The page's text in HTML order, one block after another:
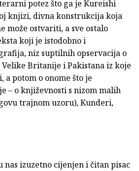
potez što ga je Kureishi
knjizi, divna konstrukcija koja
može ostvariti, a sve ostalo
koji je istodobno i
niz suptilnih opservacija o
Britanije i Pakistana iz koje
potom o onome što je
– o književnosti s nizom malih
trajnom uzoru), Kunderi,
nas izuzetno cijenjen i čitan pisac